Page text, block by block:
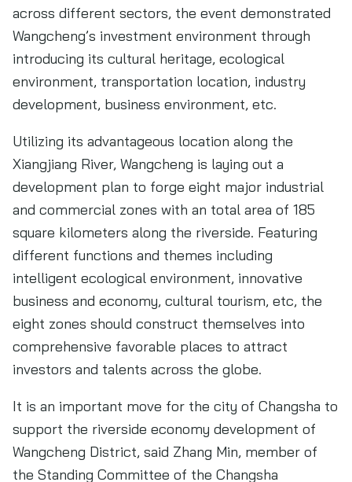
across different sectors, the event demonstrated
Wangcheng’s investment environment through
introducing its cultural heritage, ecological
environment, transportation location, industry
development, business environment, etc.
Utilizing its advantageous location along the
Xiangjiang River, Wangcheng is laying out a
development plan to forge eight major industrial
and commercial zones with an total area of 185
square kilometers along the riverside. Featuring
different functions and themes including
intelligent ecological environment, innovative
business and economy, cultural tourism, etc, the
eight zones should construct themselves into
comprehensive favorable places to attract
investors and talents across the globe.
It is an important move for the city of Changsha to
support the riverside economy development of
Wangcheng District, said Zhang Min, member of
the Standing Committee of the Changsha